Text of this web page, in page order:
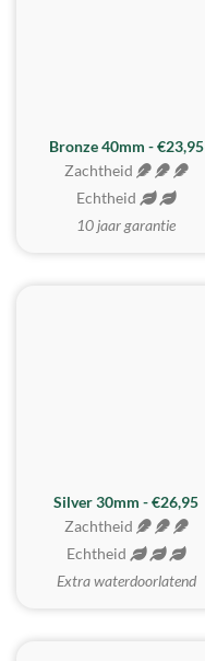
Bronze 40mm - €23,95
Zachtheid
Echtheid
10 jaar garantie
Silver 30mm - €26,95
Zachtheid
Echtheid
Extra waterdoorlatend